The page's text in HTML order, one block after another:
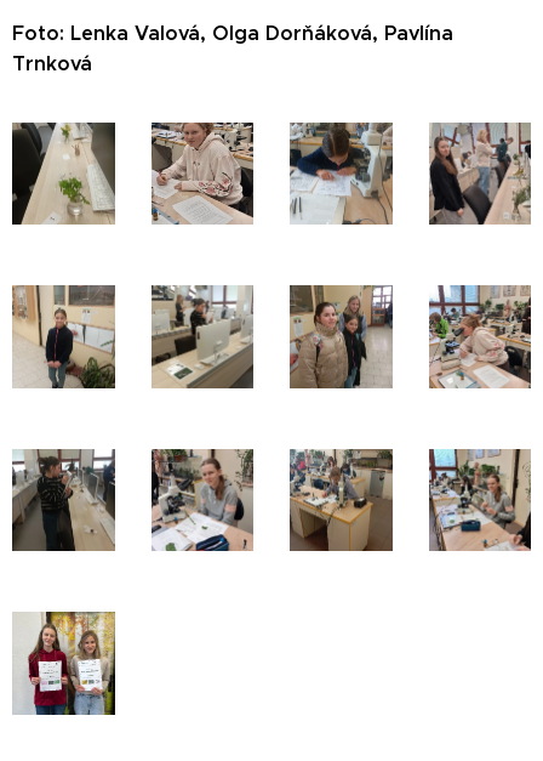
Foto: Lenka Valová, Olga Dorňáková, Pavlína
Trnková